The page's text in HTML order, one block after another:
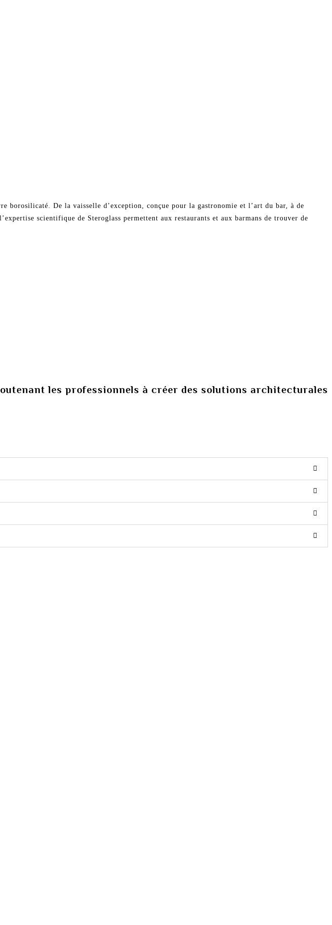
borosilicaté. De la vaisselle d’exception, conçue pour la gastronomie et l’art du bar, à de
scientifique de Steroglass permettent aux restaurants et aux barmans de trouver de
les professionnels à créer des solutions architecturales